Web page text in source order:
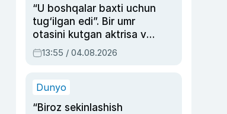
“U boshqalar baxti uchun
tug‘ilgan edi”. Bir umr
otasini kutgan aktrisa va
dublyaj ustasi Rimma
Ahmedovaning
13:55 / 04.08.2026
Dunyo
“Biroz sekinlashish